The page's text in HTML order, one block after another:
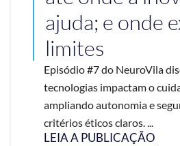
ajuda; e onde
limites
Episódio #7 do NeuroVila
tecnologias impactam o
ampliando autonomia e
critérios éticos claros. ...
LEIA A PUBLICAÇÃO